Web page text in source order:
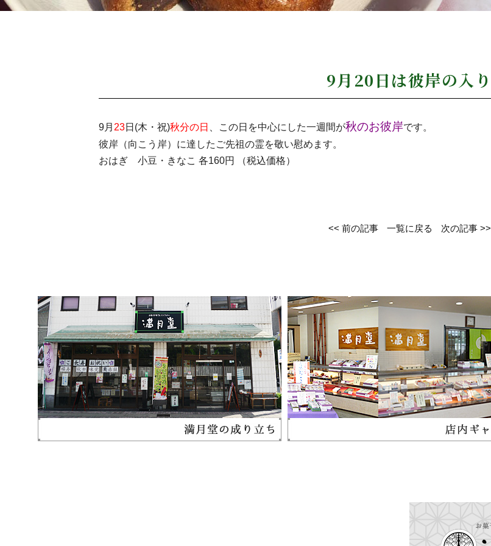
9月20日は彼岸の入り
9月 23日(木・祝)秋分の日 、この日を中心にした一週間が秋のお彼岸です。
彼岸（向こう岸）に達したご先祖の霊を敬い慰めます。
おはぎ 小豆・きなこ 各160円 （税込価格）
<< 前の記事 一覧に戻る 次の記事 >>